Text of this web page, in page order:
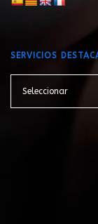
SERVICIOS